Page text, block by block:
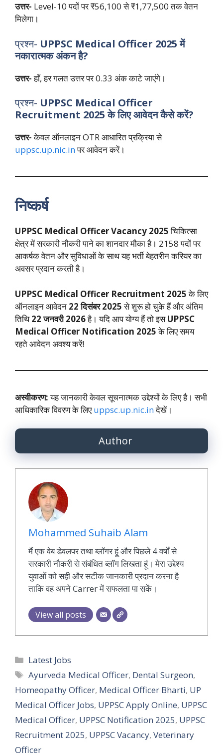
उत्तर- Level-10 पदों पर ₹56,100 से ₹1,77,500 तक वेतन
मिलेगा।
प्रश्न- UPPSC Medical Officer 2025 में
नकारात्मक अंकन है?
उत्तर-हाँ, हर गलत उत्तर पर 0.33 अंक काटे जाएंगे।
प्रश्न- UPPSC Medical Officer
Recruitment 2025 के लिए आवेदन कैसे करें?
उत्तर-केवल ऑनलाइन OTR आधारित प्रक्रिया से
uppsc.up.nic.inपर आवेदन करें।
निष्कर्ष
UPPSC Medical Officer Vacancy 2025चिकित्सा
क्षेत्र में सरकारी नौकरी पाने का शानदार मौका है। 2158 पदों पर
आकर्षक वेतन और सुविधाओं के साथ यह भर्ती बेहतरीन करियर का
अवसर प्रदान करती है।
UPPSC Medical Officer Recruitment 2025के लिए
ऑनलाइन आवेदन 22 दिसंबर 2025से शुरू हो चुके हैं और अंतिम
तिथि22 जनवरी 2026है। यदि आप योग्य हैं तो इसUPPSC
Medical Officer Notification 2025के लिए समय
रहते आवेदन अवश्य करें!
अस्वीकरण:यह जानकारी केवल सूचनात्मक उद्देश्यों के लिए है। सभी
आधिकारिक विवरण के लिएuppsc.up.nic.inदेखें।
Author
Mohammed Suhaib Alam
मैं एक वेब डेवलपर तथा ब्लॉगर हूं और पिछले 4 वर्षों से
सरकारी नौकरी से संबंधित ब्लॉग लिखता हूं। मेरा उद्देश्य
युवाओं को सही और सटीक जानकारी प्रदान करना है
ताकि वह अपने Carrer में सफलता पा सकें।
View all posts
Categories
Latest Jobs
Tags
Ayurveda Medical Officer, Dental Surgeon,
Homeopathy Officer, Medical Officer Bharti, UP
Medical Officer Jobs, UPPSC Apply Online, UPPSC
Medical Officer, UPPSC Notification 2025, UPPSC
Recruitment 2025, UPPSC Vacancy, Veterinary
Officer